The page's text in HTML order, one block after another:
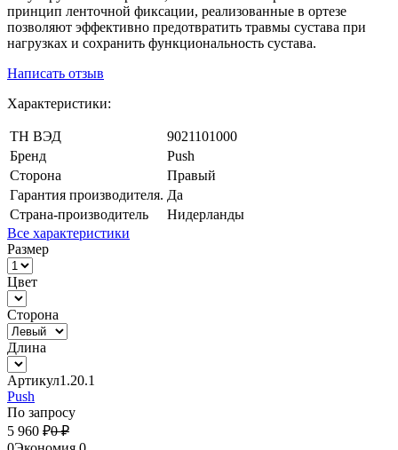
принцип ленточной фиксации, реализованные в ортезе
позволяют эффективно предотвратить травмы сустава при
нагрузках и сохранить функциональность сустава.
Написать отзыв
Характеристики:
ТН ВЭД
9021101000
Бренд
Push
Сторона
Правый
Гарантия производителя. Да
Страна-производитель
Нидерланды
Все характеристики
Размер
Цвет
Сторона
Длина
Артикул1.20.1
Push
По запросу
5 960 ₽0 ₽